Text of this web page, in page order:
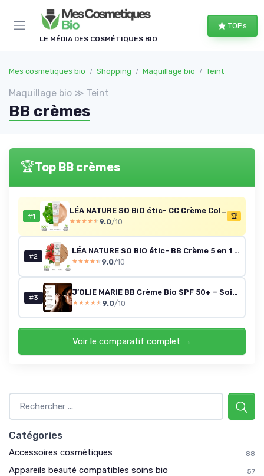
LE MÉDIA DES COSMÉTIQUES BIO
TOPs
Mes cosmetiques bio Shopping Maquillage bio Teint
Maquillage bio ≫ Teint
BB crèmes
🏆Top BB crèmes
#1
LÉA NATURE SO BiO étic- CC Crème Color Control certifiée Bio - Perfect - Clair - Soin embellisseur - Anti-rougeurs, Anti-fatigue -Centella asiatica bio - Vegan - Made in France - Lot de 2x30 ml
★★★★★
★★★★★ 9.0/10
🏆
#2
LÉA NATURE SO BiO étic- BB Crème 5 en 1 certifiée Bio - Perfect - Médium - Hydrate – Unifie – Lisse – Protège la peau - Hydrolat d'hibiscus bio - SPF 10 - Vegan - Made in France- Lot de 2x30 ml
★★★★★
★★★★★ 9.0/10
#3
J’OLIE MARIE BB Crème Bio SPF 50+ – Soin Teinté avec Protection Solaire Minérale – Crème Visage à l’Huile d’Olive – Peaux Sensibles – Fabriquée en France – 50 ml (Doré)
★★★★★
★★★★★ 9.0/10
Voir le comparatif complet →
Catégories
Accessoires cosmétiques 88
Appareils beauté compatibles soins bio 57
Panneau de gestion des cookies